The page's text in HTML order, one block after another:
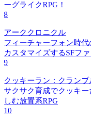
ーグライクRPG！
8
アーククロニクル
フィーチャーフォン時
カスタマイズするSFフ
9
クッキーラン：クランブ
サクサク育成でクッキ
しむ放置系RPG
10